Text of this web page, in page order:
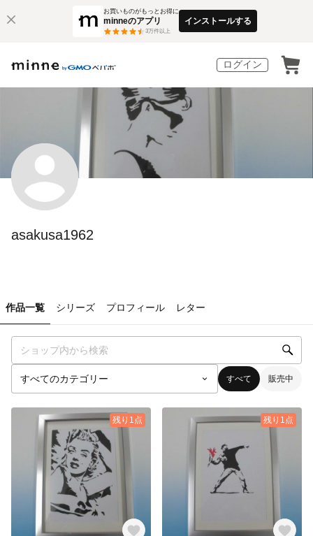
お買いものがもっとお得に
minneのアプリ
3万件以上
インストールする
ログイン
asakusa1962
作品一覧 シリーズ プロフィール レター
すべて 販売中
残り1点 残り1点